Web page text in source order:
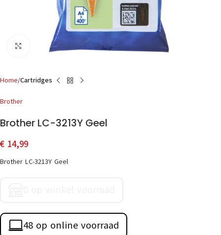
Click to enlarge
Home Cartridges
Brother
Brother LC-3213Y Geel
€ 14,99
Brother LC-3213Y Geel
48 op online voorraad